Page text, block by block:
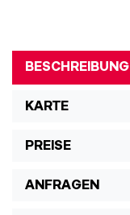
BESCHREIBUNG
KARTE
PREISE
ANFRAGEN